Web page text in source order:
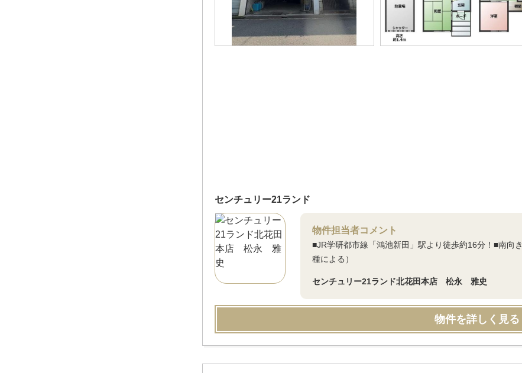
センチュリー21ランド
物件担当者コメント
■JR学研都市線「鴻池新田」駅より徒歩約16分！■南
種による）
センチュリー21ランド北花田本店 松永 雅史
物件を詳しく見る